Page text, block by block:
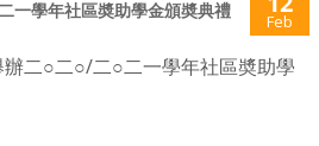
一學年社區奬助學金頒奬典禮 Feb
二○二○/二○二一學年社區奬助學